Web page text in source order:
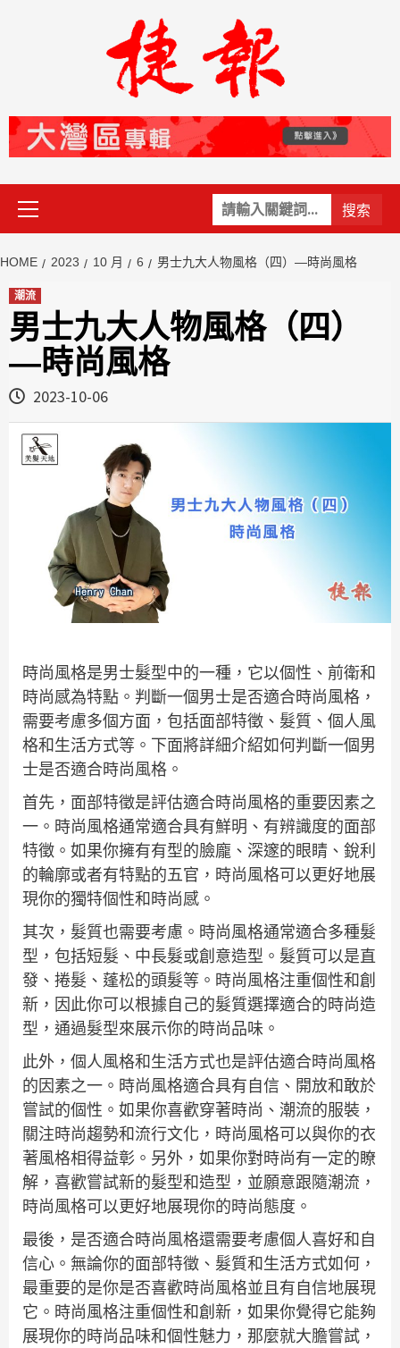
關
鍵
Primary
Menu
HOME 2023 10 月 6 男士九大人物風格（四）—時尚風格
潮流
男士九大人物風格（四）
—時尚風格
2023-10-06
時尚風格是男士髮型中的一種，它以個性、前衛和
時尚感為特點。判斷一個男士是否適合時尚風格，
需要考慮多個方面，包括面部特徵、髮質、個人風
格和生活方式等。下面將詳細介紹如何判斷一個男
士是否適合時尚風格。
首先，面部特徵是評估適合時尚風格的重要因素之
一。時尚風格通常適合具有鮮明、有辨識度的面部
特徵。如果你擁有有型的臉龐、深邃的眼睛、銳利
的輪廓或者有特點的五官，時尚風格可以更好地展
現你的獨特個性和時尚感。
其次，髮質也需要考慮。時尚風格通常適合多種髮
型，包括短髮、中長髮或創意造型。髮質可以是直
發、捲髮、蓬松的頭髮等。時尚風格注重個性和創
新，因此你可以根據自己的髮質選擇適合的時尚造
型，通過髮型來展示你的時尚品味。
此外，個人風格和生活方式也是評估適合時尚風格
的因素之一。時尚風格適合具有自信、開放和敢於
嘗試的個性。如果你喜歡穿著時尚、潮流的服裝，
關注時尚趨勢和流行文化，時尚風格可以與你的衣
著風格相得益彰。另外，如果你對時尚有一定的瞭
解，喜歡嘗試新的髮型和造型，並願意跟隨潮流，
時尚風格可以更好地展現你的時尚態度。
最後，是否適合時尚風格還需要考慮個人喜好和自
信心。無論你的面部特徵、髮質和生活方式如何，
最重要的是你是否喜歡時尚風格並且有自信地展現
它。時尚風格注重個性和創新，如果你覺得它能夠
展現你的時尚品味和個性魅力，那麼就大膽嘗試，